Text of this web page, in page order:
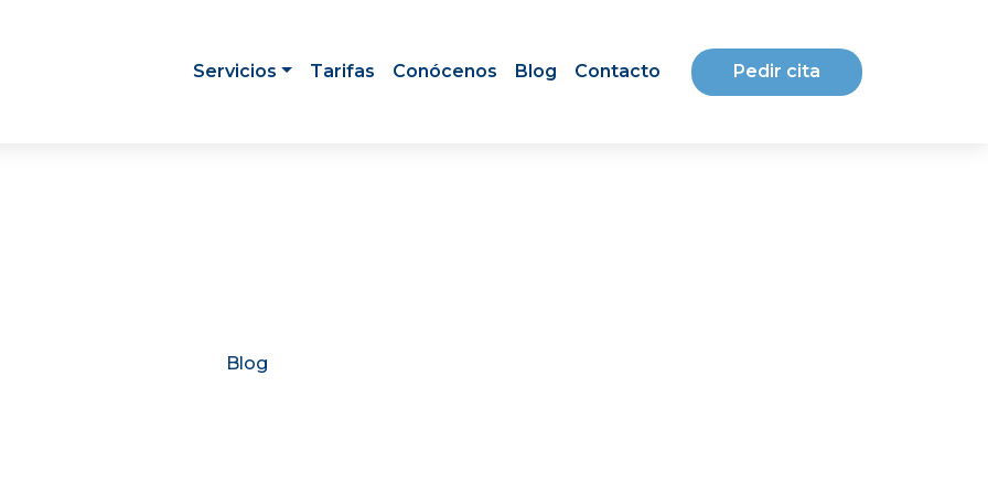
Servicios Tarifas Conócenos Blog Contacto Pedir cita
Blog